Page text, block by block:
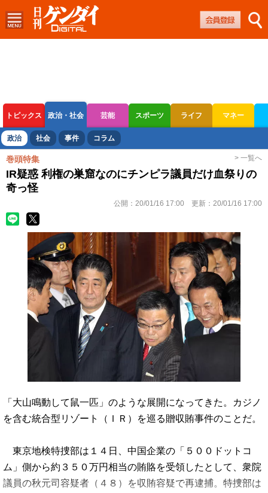
トピックス 政治・社会 芸能 スポーツ ライフ マネー
ボートレース 競輪 オートレース
政治 社会 事件 コラム
巻頭特集 > 一覧へ
IR疑惑 利権の巣窟なのにチンピラ議員だけ血祭りの
奇っ怪
公開： 20/01/16 17:00 更新： 20/01/16 17:00
「大山鳴動して鼠一匹」のような展開になってきた。カジノ
を含む統合型リゾート（ＩＲ）を巡る贈収賄事件のことだ。
東京地検特捜部は１４日、中国企業の「５００ドットコ
ム」側から約３５０万円相当の賄賂を受領したとして、衆院
議員の秋元司容疑者（４８）を収賄容疑で再逮捕。特捜部は